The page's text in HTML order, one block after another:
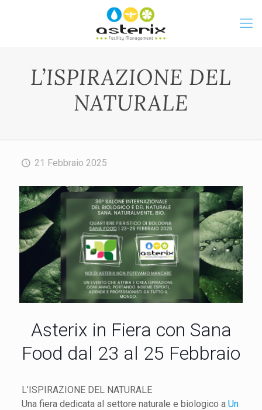
L’ISPIRAZIONE DEL
NATURALE
21 Febbraio 2025
Asterix in Fiera con Sana
Food dal 23 al 25 Febbraio
L’ISPIRAZIONE DEL NATURALE
Una fiera dedicata al settore naturale e biologico a Un